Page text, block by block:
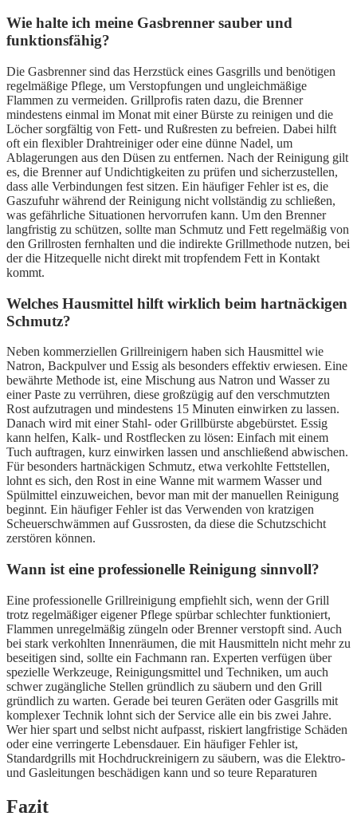
Wie halte ich meine Gasbrenner sauber und
funktionsfähig?
Die Gasbrenner sind das Herzstück eines Gasgrills und benötigen
regelmäßige Pflege, um Verstopfungen und ungleichmäßige
Flammen zu vermeiden. Grillprofis raten dazu, die Brenner
mindestens einmal im Monat mit einer Bürste zu reinigen und die
Löcher sorgfältig von Fett- und Rußresten zu befreien. Dabei hilft
oft ein flexibler Drahtreiniger oder eine dünne Nadel, um
Ablagerungen aus den Düsen zu entfernen. Nach der Reinigung gilt
es, die Brenner auf Undichtigkeiten zu prüfen und sicherzustellen,
dass alle Verbindungen fest sitzen. Ein häufiger Fehler ist es, die
Gaszufuhr während der Reinigung nicht vollständig zu schließen,
was gefährliche Situationen hervorrufen kann. Um den Brenner
langfristig zu schützen, sollte man Schmutz und Fett regelmäßig von
den Grillrosten fernhalten und die indirekte Grillmethode nutzen, bei
der die Hitzequelle nicht direkt mit tropfendem Fett in Kontakt
kommt.
Welches Hausmittel hilft wirklich beim hartnäckigen
Schmutz?
Neben kommerziellen Grillreinigern haben sich Hausmittel wie
Natron, Backpulver und Essig als besonders effektiv erwiesen. Eine
bewährte Methode ist, eine Mischung aus Natron und Wasser zu
einer Paste zu verrühren, diese großzügig auf den verschmutzten
Rost aufzutragen und mindestens 15 Minuten einwirken zu lassen.
Danach wird mit einer Stahl- oder Grillbürste abgebürstet. Essig
kann helfen, Kalk- und Rostflecken zu lösen: Einfach mit einem
Tuch auftragen, kurz einwirken lassen und anschließend abwischen.
Für besonders hartnäckigen Schmutz, etwa verkohlte Fettstellen,
lohnt es sich, den Rost in eine Wanne mit warmem Wasser und
Spülmittel einzuweichen, bevor man mit der manuellen Reinigung
beginnt. Ein häufiger Fehler ist das Verwenden von kratzigen
Scheuerschwämmen auf Gussrosten, da diese die Schutzschicht
zerstören können.
Wann ist eine professionelle Reinigung sinnvoll?
Eine professionelle Grillreinigung empfiehlt sich, wenn der Grill
trotz regelmäßiger eigener Pflege spürbar schlechter funktioniert,
Flammen unregelmäßig züngeln oder Brenner verstopft sind. Auch
bei stark verkohlten Innenräumen, die mit Hausmitteln nicht mehr zu
beseitigen sind, sollte ein Fachmann ran. Experten verfügen über
spezielle Werkzeuge, Reinigungsmittel und Techniken, um auch
schwer zugängliche Stellen gründlich zu säubern und den Grill
gründlich zu warten. Gerade bei teuren Geräten oder Gasgrills mit
komplexer Technik lohnt sich der Service alle ein bis zwei Jahre.
Wer hier spart und selbst nicht aufpasst, riskiert langfristige Schäden
oder eine verringerte Lebensdauer. Ein häufiger Fehler ist,
Standardgrills mit Hochdruckreinigern zu säubern, was die Elektro-
und Gasleitungen beschädigen kann und so teure Reparaturen
Fazit